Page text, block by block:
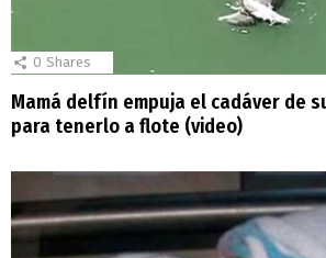
0 Shares
Mamá delfín empuja el cadáver de
para tenerlo a flote (video)